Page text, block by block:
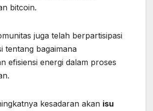
bitcoin.
juga telah berpartisipasi
tentang bagaimana
efisiensi energi dalam proses
kesadaran akan isu